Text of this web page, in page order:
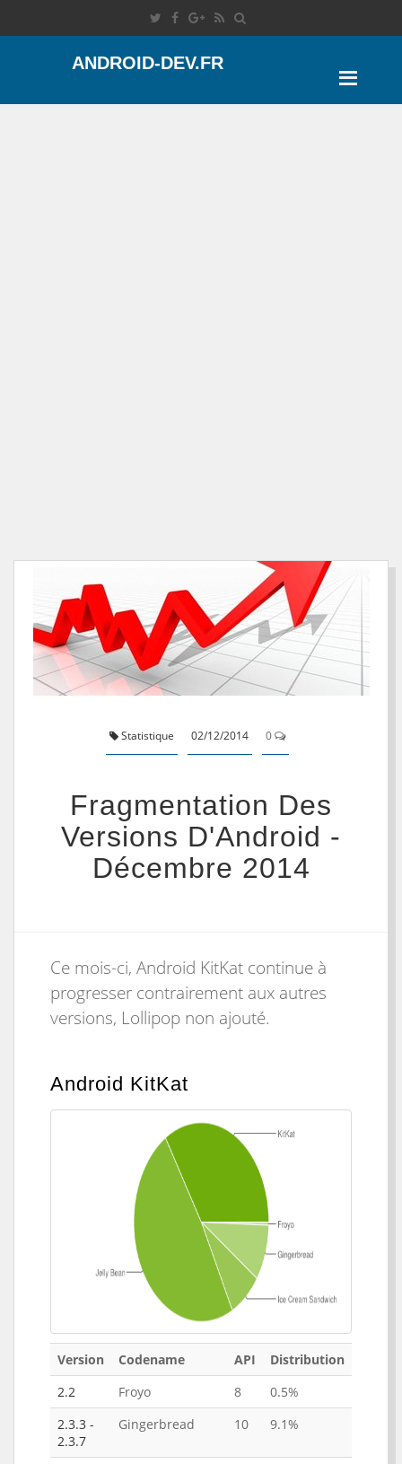
ANDROID-DEV.FR
Statistique 02/12/2014 0
Fragmentation Des
Versions D'Android -
Décembre 2014
Ce mois-ci, Android KitKat continue à
progresser contrairement aux autres
versions, Lollipop non ajouté.
Android KitKat
Version Codename API
Distribution
2.2
Froyo 8
0.5%
2.3.3 -
2.3.7
Gingerbread 10 9.1%